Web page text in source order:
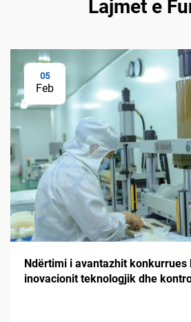
Lajmet e
05
Feb
Ndërtimi i avantazhit konkurrues
inovacionit teknologjik dhe